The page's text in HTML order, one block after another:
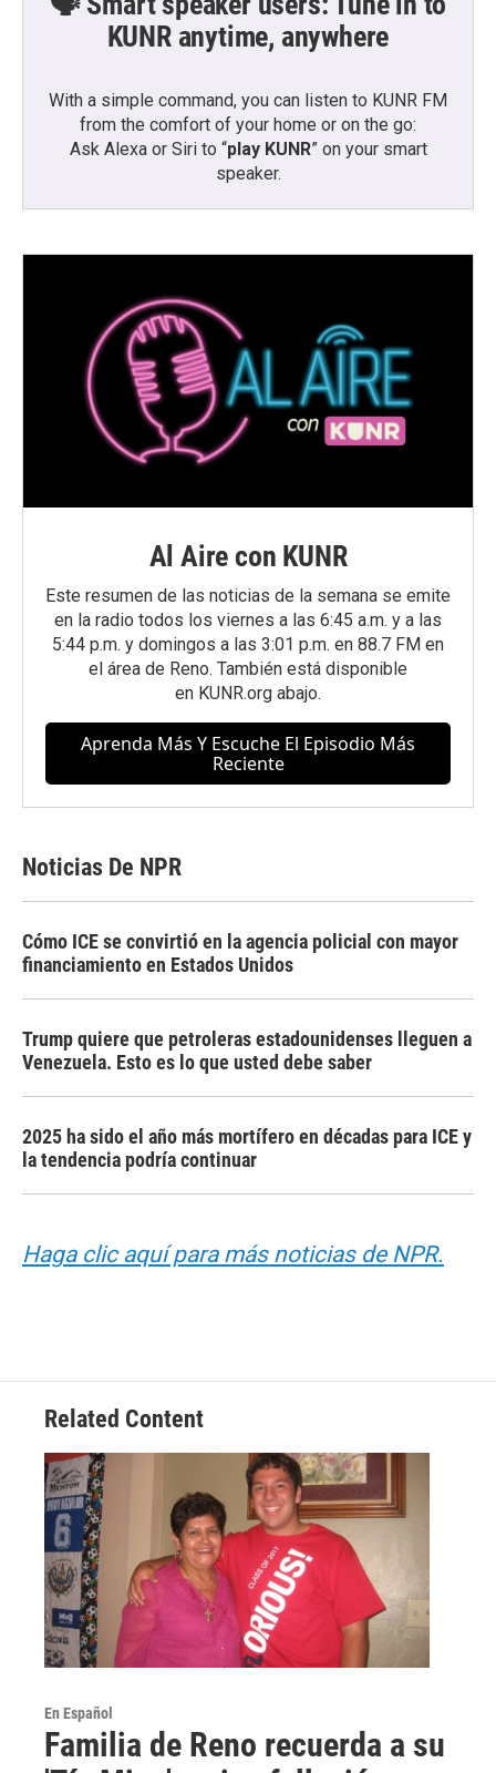
KUNR anytime, anywhere
With a simple command, you can listen to KUNR FM
from the comfort of your home or on the go:
Ask Alexa or Siri to “play KUNR” on your smart
speaker.
Al Aire con KUNR
Este resumen de las noticias de la semana se emite
en la radio todos los viernes a las 6:45 a.m. y a las
5:44 p.m. y domingos a las 3:01 p.m. en 88.7 FM en
el área de Reno. También está disponible
en KUNR.org abajo.
Aprenda Más Y Escuche El Episodio Más
Reciente
Noticias De NPR
Cómo ICE se convirtió en la agencia policial con mayor
financiamiento en Estados Unidos
Trump quiere que petroleras estadounidenses lleguen a
Venezuela. Esto es lo que usted debe saber
2025 ha sido el año más mortífero en décadas para ICE y
la tendencia podría continuar
Haga clic aquí para más noticias de NPR.
Related Content
En Español
Familia de Reno recuerda a su